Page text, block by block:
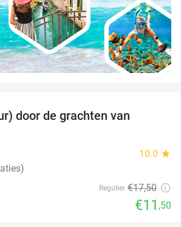
door de grachten van
10.0 star
Regulier €17,50
€11 ,50